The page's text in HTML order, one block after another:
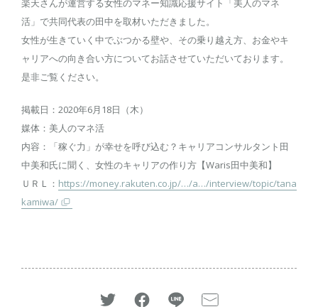
楽天さんが運営する女性のマネー知識応援サイト「美人のマネ
活」で共同代表の田中を取材いただきました。
女性が生きていく中でぶつかる壁や、その乗り越え方、お金やキ
ャリアへの向き合い方についてお話させていただいております。
是非ご覧ください。
掲載日：2020年6月18日（木）
媒体：美人のマネ活
内容：「稼ぐ力」が幸せを呼び込む？キャリアコンサルタント田
中美和氏に聞く、女性のキャリアの作り方【Waris田中美和】
ＵＲＬ： https://money.rakuten.co.jp/…/a…/interview/topic/tana
kamiwa/